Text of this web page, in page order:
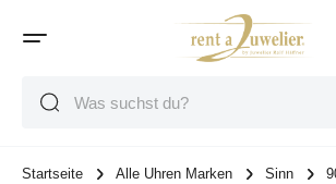
Startseite Alle Uhren Marken Sinn